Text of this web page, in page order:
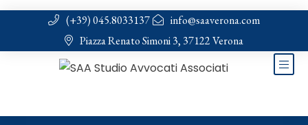
(+39) 045.8033137
info@saaverona.com
Piazza Renato Simoni 3, 37122 Verona